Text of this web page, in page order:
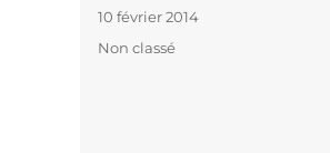
Publié
le
10 février 2014
Catégories
Non classé